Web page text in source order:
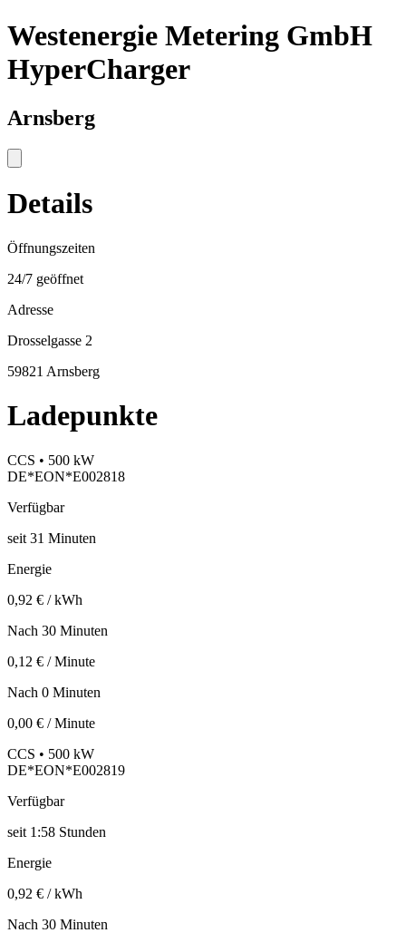
Westenergie Metering GmbH
HyperCharger
Arnsberg
Details
Öffnungszeiten
24/7 geöffnet
Adresse
Drosselgasse 2
59821 Arnsberg
Ladepunkte
CCS • 500 kW
DE*EON*E002818
Verfügbar
seit 31 Minuten
Energie
0,92 € / kWh
Nach 30 Minuten
0,12 € / Minute
Nach 0 Minuten
0,00 € / Minute
CCS • 500 kW
DE*EON*E002819
Verfügbar
seit 1:58 Stunden
Energie
0,92 € / kWh
Nach 30 Minuten